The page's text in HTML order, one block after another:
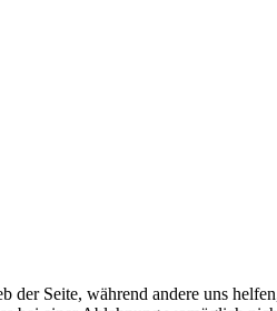
Seite, während andere uns